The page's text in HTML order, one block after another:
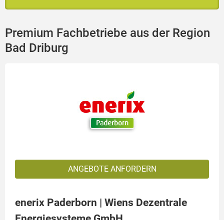
Premium Fachbetriebe aus der Region
Bad Driburg
ANGEBOTE ANFORDERN
enerix Paderborn | Wiens Dezentrale